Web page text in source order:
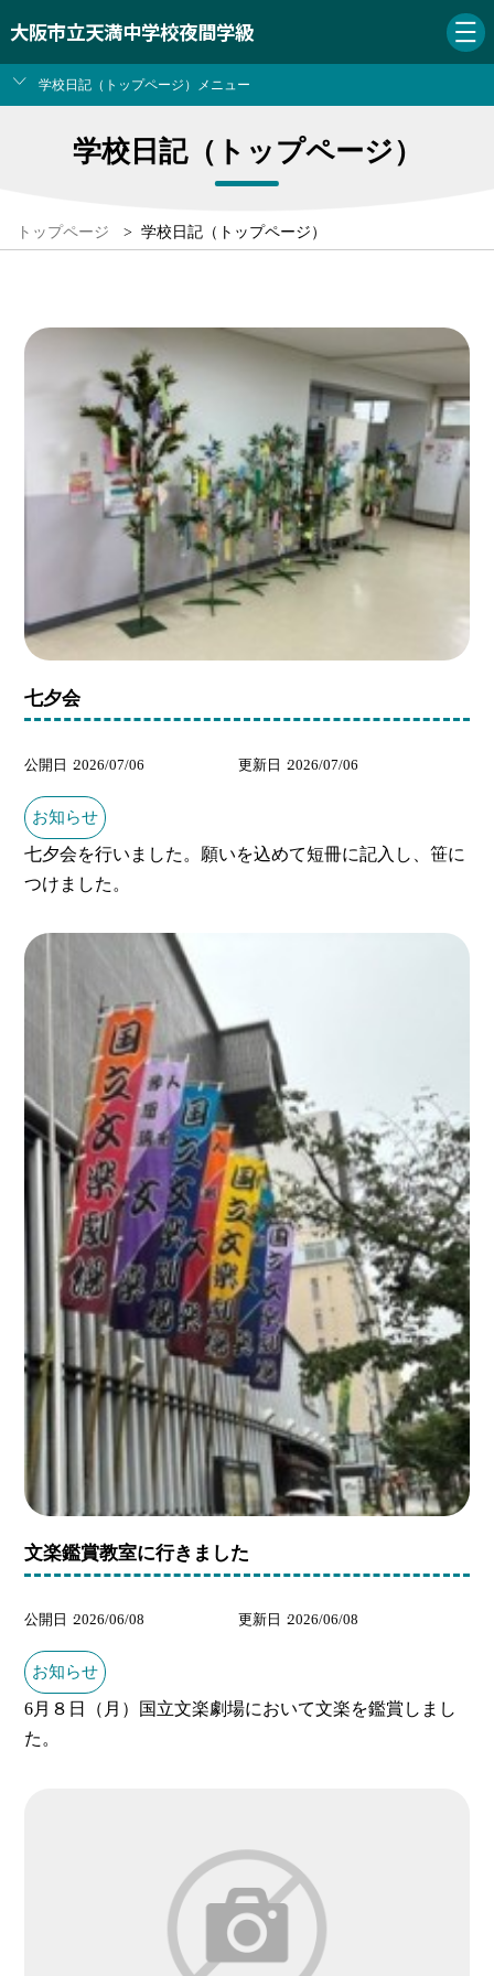
大阪市立天満中学校夜間学級
学校日記（トップページ）メニュー
学校日記（トップページ）
トップページ > 学校日記（トップページ）
七夕会
公開日 2026/07/06 更新日 2026/07/06
お知らせ
七夕会を行いました。願いを込めて短冊に記入し、笹に
つけました。
文楽鑑賞教室に行きました
公開日 2026/06/08 更新日 2026/06/08
お知らせ
6月８日（月）国立文楽劇場において文楽を鑑賞しまし
た。